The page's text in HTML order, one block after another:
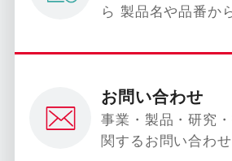
ら 製品名や品番か
お問い合わせ
事業・製品・研究
関するお問い合わ